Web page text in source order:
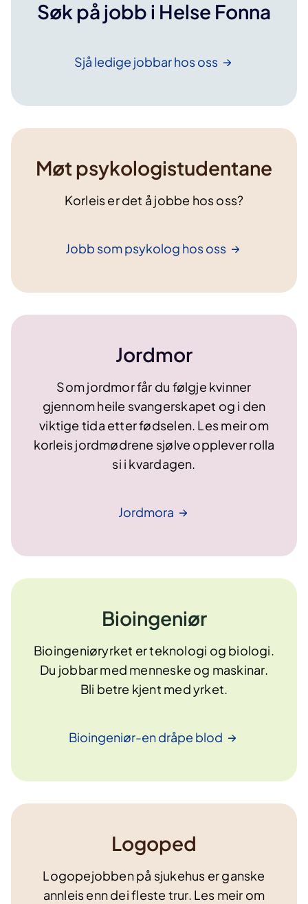
Søk på jobb i Helse Fonna
Sjå ledige jobbar hososs
Møt psykologistudentane
Korleis er det å jobbe hos oss?
Jobb som psykolog hososs
Jordmor
Som jordmor får du følgje kvinner
gjennom heile svangerskapet og i den
viktige tida etter fødselen. Les meir om
korleis jordmødrene sjølve opplever rolla
si i kvardagen.
Jordmora
Bioingeniør
Bioingeniøryrket er teknologi og biologi.
Du jobbar med menneske og maskinar.
Bli betre kjent med yrket.
Bioingeniør-en dråpe blod
Logoped
Logopejobben på sjukehus er ganske
annleis enn dei fleste trur. Les meir om